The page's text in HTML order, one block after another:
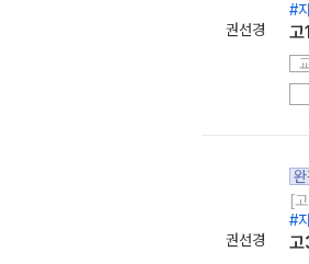
권선경
#
권선경
[
#
고